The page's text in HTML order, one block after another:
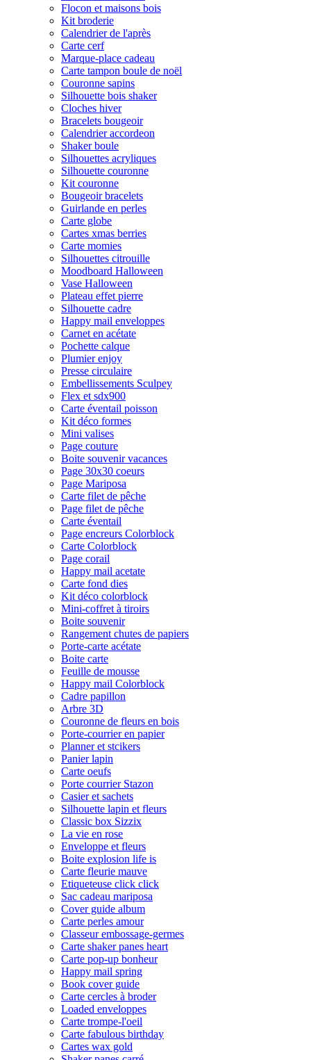
Flocon et maisons bois
Kit broderie
Calendrier de l'après
Carte cerf
Marque-place cadeau
Carte tampon boule de noël
Couronne sapins
Silhouette bois shaker
Cloches hiver
Bracelets bougeoir
Calendrier accordeon
Shaker boule
Silhouettes acryliques
Silhouette couronne
Kit couronne
Bougeoir bracelets
Guirlande en perles
Carte globe
Cartes xmas berries
Carte momies
Silhouettes citrouille
Moodboard Halloween
Vase Halloween
Plateau effet pierre
Silhouette cadre
Happy mail enveloppes
Carnet en acétate
Pochette calque
Plumier enjoy
Presse circulaire
Embellissements Sculpey
Flex et sdx900
Carte éventail poisson
Kit déco formes
Mini valises
Page couture
Boite souvenir vacances
Page 30x30 coeurs
Page Mariposa
Carte filet de pêche
Page filet de pêche
Carte éventail
Page encreurs Colorblock
Carte Colorblock
Page corail
Happy mail acetate
Carte fond dies
Kit déco colorblock
Mini-coffret à tiroirs
Boite souvenir
Rangement chutes de papiers
Porte-carte acétate
Boite carte
Feuille de mousse
Happy mail Colorblock
Cadre papillon
Arbre 3D
Couronne de fleurs en bois
Porte-courrier en papier
Planner et stcikers
Panier lapin
Carte oeufs
Porte courrier Stazon
Casier et sachets
Silhouette lapin et fleurs
Classic box Sizzix
La vie en rose
Enveloppe et fleurs
Boite explosion life is
Carte fleurie mauve
Etiqueteuse click click
Sac cadeau mariposa
Cover guide album
Carte perles amour
Classeur embossage-germes
Carte shaker panes heart
Carte pop-up bonheur
Happy mail spring
Book cover guide
Carte cercles à broder
Loaded enveloppes
Carte trompe-l'oeil
Carte fabulous birthday
Cartes wax gold